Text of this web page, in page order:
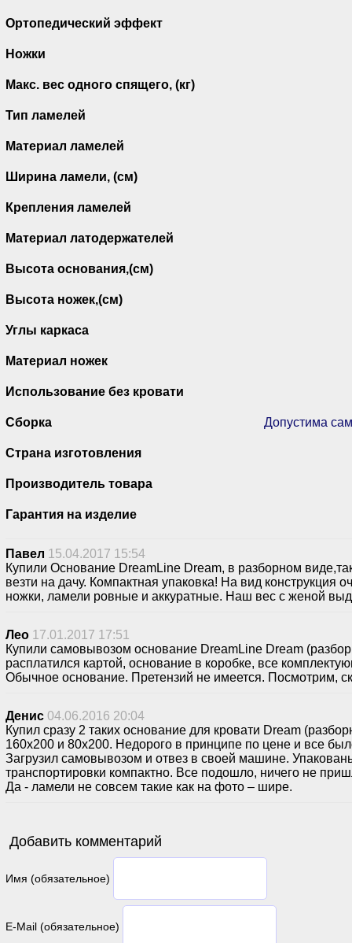
Ортопедический эффект
Ножки
Макс. вес одного спящего, (кг)
Тип ламелей
Материал ламелей
Ширина ламели, (см)
Крепления ламелей
Материал латодержателей
Высота основания,(см)
Высота ножек,(см)
Углы каркаса
Материал ножек
Использование без кровати
Сборка Допустима
Страна изготовления
Производитель товара
Гарантия на изделие
Павел 15.04.2017 15:54
Купили Основание DreamLine Dream, в разборном
везти на дачу. Компактная упаковка! На вид конструкция
ножки, ламели ровные и аккуратные. Наш вес с женой
Лео 17.01.2017 17:51
Купили самовывозом основание DreamLine Dream
расплатился картой, основание в коробке, все
Обычное основание. Претензий не имеется. Посмотрим,
Денис 04.06.2016 20:04
Купил сразу 2 таких основание для кровати Dream
160х200 и 80х200. Недорого в принципе по цене и все
Загрузил самовывозом и отвез в своей машине.
транспортировки компактно. Все подошло, ничего не
Да - ламели не совсем такие как на фото – шире.
Добавить комментарий
Имя (обязательное)
E-Mail (обязательное)